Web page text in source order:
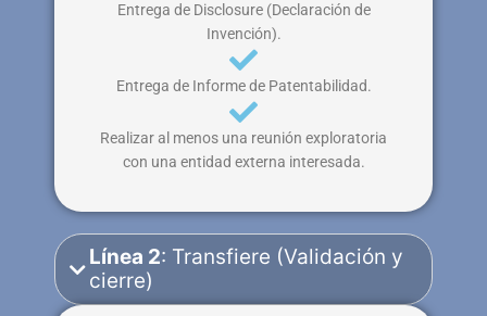
Entrega de Disclosure (Declaración de
Invención).
Entrega de Informe de Patentabilidad.
Realizar al menos una reunión exploratoria
con una entidad externa interesada.
Línea 2: Transfiere (Validación y
cierre)